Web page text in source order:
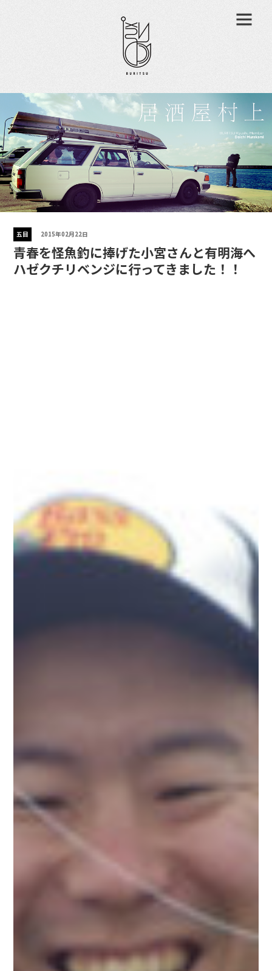
五目 2015年02月22日
青春を怪魚釣に捧げた小宮さんと有明海へ
ハゼクチリベンジに行ってきました！！